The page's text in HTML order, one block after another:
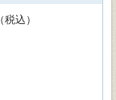
込）